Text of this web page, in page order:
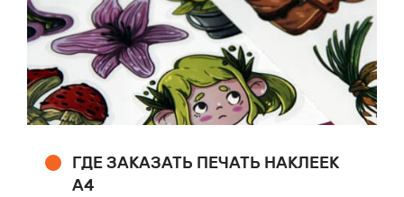
ГДЕ ЗАКАЗАТЬ ПЕЧАТЬ НАКЛЕЕК
А4